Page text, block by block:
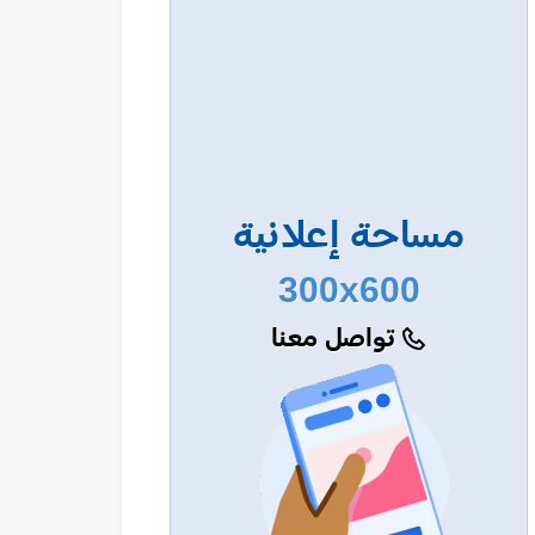
مساحة إعلانية
300x600
تواصل معنا